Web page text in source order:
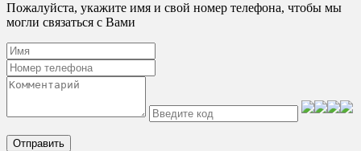
Пожалуйста, укажите имя и свой номер телефона, чтобы мы
могли связаться с Вами
Отправить